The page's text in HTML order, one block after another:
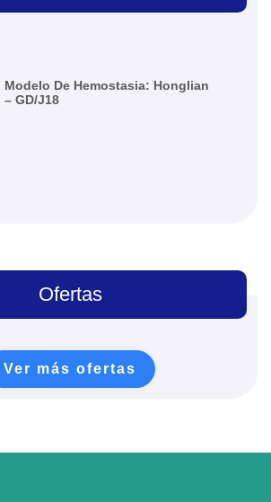
Modelo De Hemostasia: Honglian
– GD/J18
Ofertas
Ver más ofertas